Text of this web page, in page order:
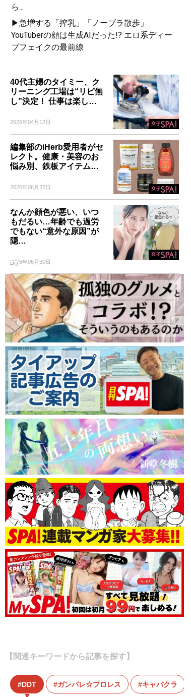
ら...
▶急増する「搾乳」「ノーブラ散歩」
YouTuberの顔は生成AIだった!? エロ系ディー
プフェイクの最前線
40代主婦のタイミー、ク
リーニング工場は“リピ無
し”決定！ 仕事は楽し…
2026年04月12日
編集部のiHerb愛用者がセ
レクト。健康・美容のお
悩み別、鉄板アイテム…
2026年06月22日
なんか顔色が悪い、いつ
もだるい…年齢でも過労
でもない“意外な原因”が
隠…
2026年06月30日
PR
【関連キーワードから記事を探す】
DDT ガンバレ☆プロレス キャバクラ